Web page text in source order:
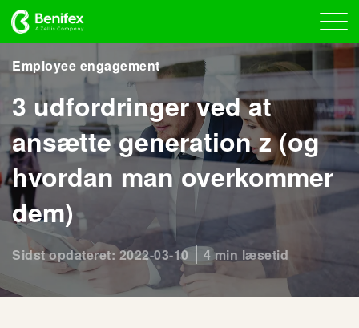
Employee engagement
3 udfordringer ved at
ansætte generation z (og
hvordan man overkommer
dem)
Sidst opdateret: 2022-03-10 4 min læsetid